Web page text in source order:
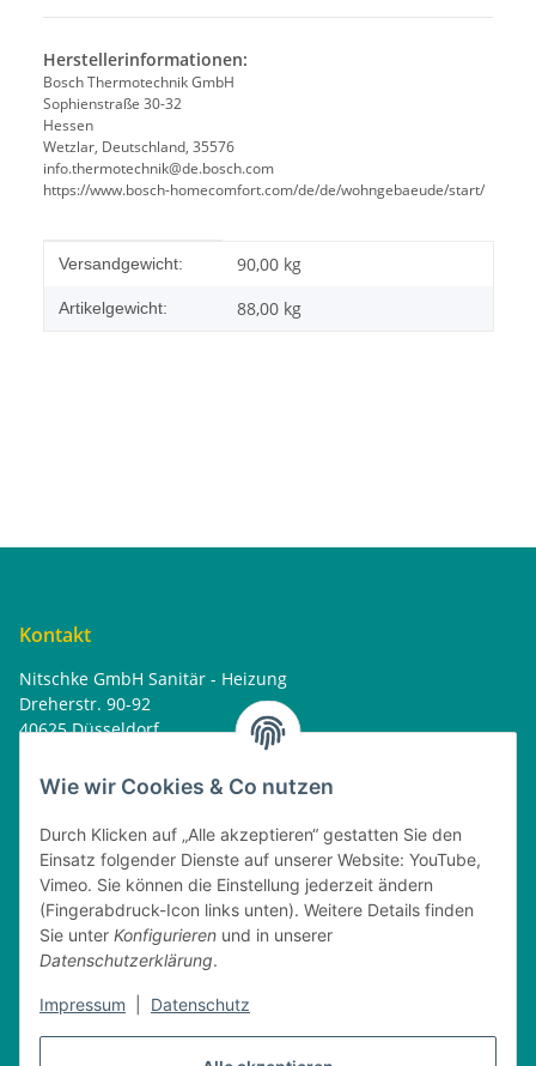
Wie wir Cookies & Co nutzen
Durch Klicken auf „Alle akzeptieren“ gestatten Sie den
Einsatz folgender Dienste auf unserer Website: YouTube,
Vimeo. Sie können die Einstellung jederzeit ändern
(Fingerabdruck-Icon links unten). Weitere Details finden
Sie unter Konfigurieren und in unserer
Datenschutzerklärung.
Impressum Datenschutz
Herstellerinformationen:
Bosch Thermotechnik GmbH
Sophienstraße 30-32
Hessen
Wetzlar, Deutschland, 35576
info.thermotechnik@de.bosch.com
https://www.bosch-homecomfort.com/de/de/wohngebaeude/start/
Produkteigenschaft
Wert
Versandgewicht: 90,00 kg
Artikelgewicht: 88,00 kg
Kontakt
Nitschke GmbH Sanitär - Heizung
Dreherstr. 90-92
40625 Düsseldorf
home@nitschkegmbh.de
Rechtliches
Öffnungszeiten
08:00 - 17:30 Uhr
Dienstag
08:00 - 16:30 Uhr
Mittwoch
08:00 - 17:30 Uhr
08:00 - 16:30 Uhr